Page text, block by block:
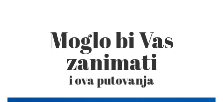
Moglo bi Vas
zanimati
i ova putovanja